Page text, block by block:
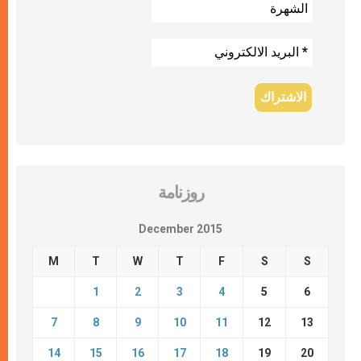
روزنامة
December 2015
M T W T F S S
1 2 3 4 5 6
7 8 9 10 11 12 13
14 15 16 17 18 19 20